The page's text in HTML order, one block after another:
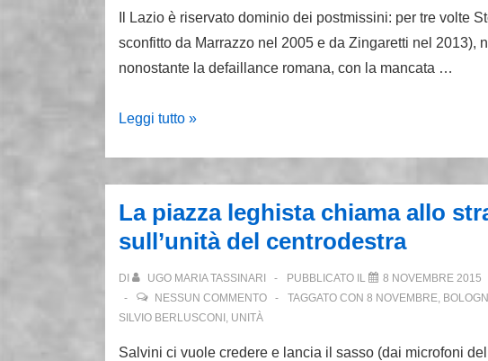
Il Lazio è riservato dominio dei postmissini: per tre volte
sconfitto da Marrazzo nel 2005 e da Zingaretti nel 2013),
nonostante la defaillance romana, con la mancata …
Il
vuole
conquistare
Lazio
ma
Forza
Leggi tutto »
La piazza leghista chiama allo
sull’unità del centrodestra
DI UGO MARIA TASSINARI PUBBLICATO IL 8 NOVEMBRE 2015
NESSUN COMMENTO
TAGGATO CON 8 NOVEMBRE,
SILVIO BERLUSCONI , UNITÀ
Salvini ci vuole credere e lancia il sasso (dai microfoni